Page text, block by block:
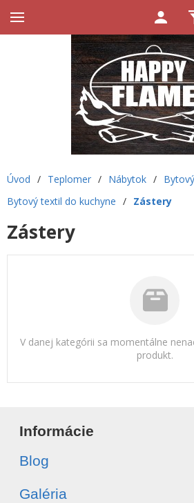
Úvod / Teplomer / Nábytok /
Bytový textil do kuchyne / Zástery
Zástery
V danej kategórii sa momentálne
produkt.
Informácie
Blog
Galéria